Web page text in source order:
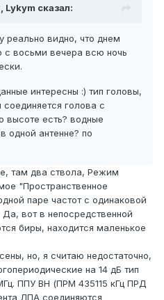
Lykym сказал:
реально видно, что днем
с восьми вечера всю ночь
интересны :) тип головы,
соединяется голова с
высоте есть? водные
одной антенне? по
там два ствола, Режим
"Пространственное
паре частот с одинаковой
вот в непосредственной
биры, находится маленькое
но, я считаю недостаточно,
на 14 дБ тип
ППУ ВН (ПРМ 435115 кГц ПРД
ЛПА соединяются